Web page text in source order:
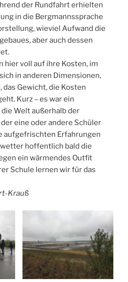
der Rundfahrt erhielten
in die Bergmannssprache
wieviel Aufwand die
aber auch dessen
hier voll auf ihre Kosten, im
in anderen Dimensionen,
das Gewicht, die Kosten
Kurz – es war ein
Welt außerhalb der
eine oder andere Schüler
aufgefrischten Erfahrungen
hoffentlich bald die
ein wärmendes Outfit
Schule lernen wir für das
Krauß